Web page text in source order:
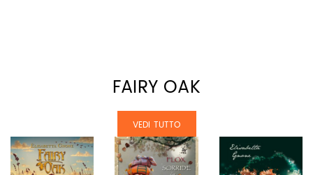
FAIRY OAK
VEDI TUTTO